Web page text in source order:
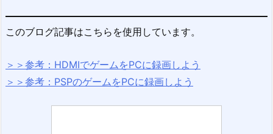
このブログ記事はこちらを使用しています。
＞＞参考：HDMIでゲームをPCに録画しよう
＞＞参考：PSPのゲームをPCに録画しよう